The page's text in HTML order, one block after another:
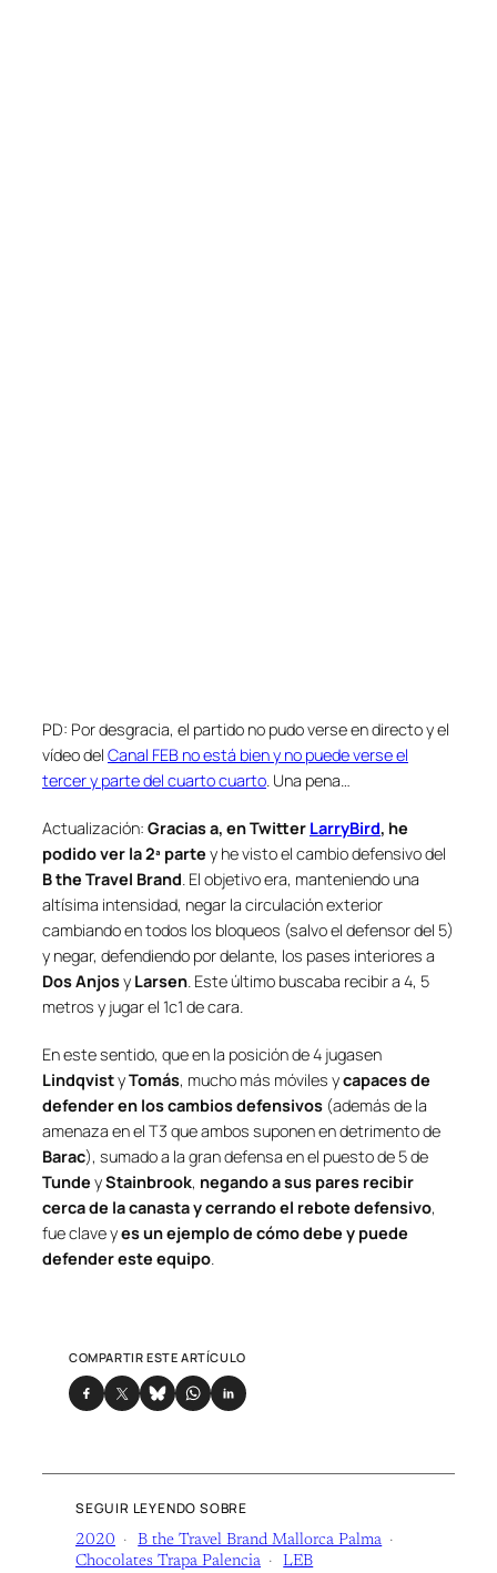
PD: Por desgracia, el partido no pudo verse en directo y el
vídeo del Canal FEB no está bien y no puede verse el
tercer y parte del cuarto cuarto. Una pena…
Actualización: Gracias a, en Twitter LarryBird, he
podido ver la 2ª parte y he visto el cambio defensivo del
B the Travel Brand. El objetivo era, manteniendo una
altísima intensidad, negar la circulación exterior
cambiando en todos los bloqueos (salvo el defensor del 5)
y negar, defendiendo por delante, los pases interiores a
Dos Anjosy Larsen. Este último buscaba recibir a 4, 5
metros y jugar el 1c1 de cara.
En este sentido, que en la posición de 4 jugasen
LindqvistyTomás, mucho más móviles ycapaces de
defender en los cambios defensivos (además de la
amenaza en el T3 que ambos suponen en detrimento de
Barac), sumado a la gran defensa en el puesto de 5 de
Tunde yStainbrook, negando a sus pares recibir
cerca de la canasta y cerrando el rebote defensivo,
fue clave yes un ejemplo de cómo debe y puede
defender este equipo.
COMPARTIR ESTE ARTÍCULO
SEGUIR LEYENDO SOBRE
2020
B the Travel Brand Mallorca Palma
Chocolates Trapa Palencia
LEB